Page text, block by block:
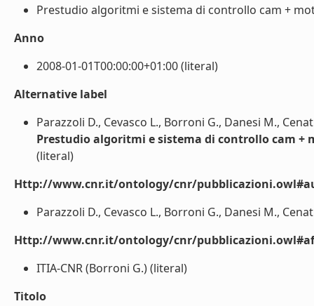
Prestudio algoritmi e sistema di controllo cam +
Anno
2008-01-01T00:00:00+01:00 (literal)
Alternative label
Parazzoli D., Cevasco L., Borroni G., Danesi M.,
Prestudio algoritmi e sistema di controllo cam +
(literal)
Http://www.cnr.it/ontology/cnr/
Parazzoli D., Cevasco L., Borroni G., Danesi M.,
Http://www.cnr.it/ontology/cnr/
ITIA-CNR (Borroni G.) (literal)
Titolo